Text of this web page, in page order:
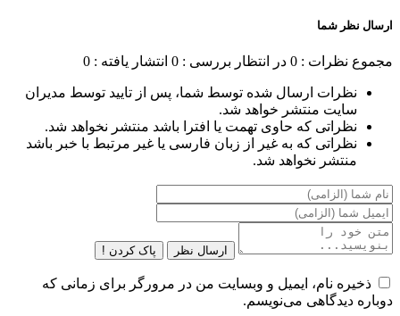
ارسال نظر شما
مجموع نظرات : 0 در انتظار بررسی : 0 انتشار یافته : 0
نظرات ارسال شده توسط شما، پس از تایید توسط مدیران
سایت منتشر خواهد شد.
نظراتی که حاوی تهمت یا افترا باشد منتشر نخواهد شد.
نظراتی که به غیر از زبان فارسی یا غیر مرتبط با خبر باشد
منتشر نخواهد شد.
ارسال نظر پاک کردن !
ذخیره نام، ایمیل و وبسایت من در مرورگر برای زمانی که
دوباره دیدگاهی می‌نویسم.